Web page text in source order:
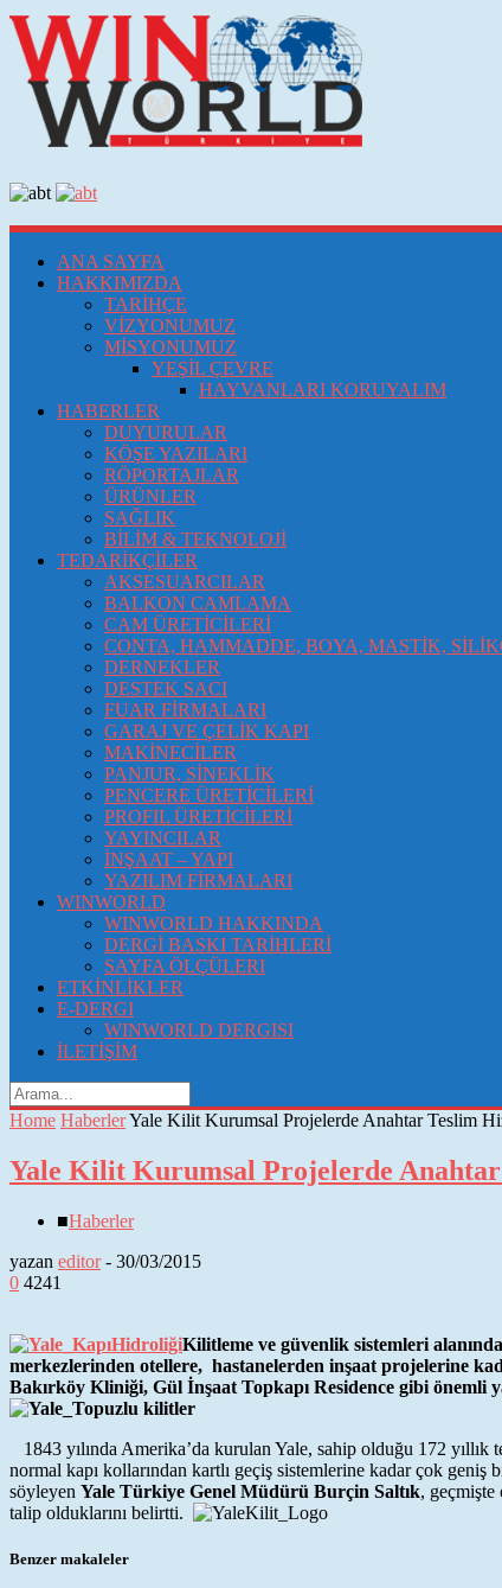
ANA SAYFA
HAKKIMIZDA
TARİHÇE
VİZYONUMUZ
MİSYONUMUZ
YEŞİL ÇEVRE
HAYVANLARI KORUYALIM
HABERLER
DUYURULAR
KÖŞE YAZILARI
RÖPORTAJLAR
ÜRÜNLER
SAĞLIK
BİLİM & TEKNOLOJİ
TEDARİKÇİLER
AKSESUARCILAR
BALKON CAMLAMA
CAM ÜRETİCİLERİ
CONTA, HAMMADDE, BOYA, MASTİK,
DERNEKLER
DESTEK SACI
FUAR FİRMALARI
GARAJ VE ÇELİK KAPI
MAKİNECİLER
PANJUR, SİNEKLİK
PENCERE ÜRETİCİLERİ
PROFIL ÜRETİCİLERİ
YAYINCILAR
İNŞAAT – YAPI
YAZILIM FİRMALARI
WINWORLD
WINWORLD HAKKINDA
DERGİ BASKI TARİHLERİ
SAYFA ÖLÇÜLERI
ETKİNLİKLER
E-DERGI
WINWORLD DERGISI
İLETİŞİM
Home HaberlerYale Kilit Kurumsal Projelerde Anahtar Teslim
Yale Kilit Kurumsal Projelerde
■Haberler
yazan editor- 30/03/2015
0 4241
Kilitleme ve güvenlik sistemleri
merkezlerinden otellere, hastanelerden inşaat projelerine
Bakırköy Kliniği, Gül İnşaat Topkapı Residence gibi önemli
1843 yılında Amerika’da kurulan Yale, sahip olduğu 172
normal kapı kollarından kartlı geçiş sistemlerine kadar çok
söyleyen Yale Türkiye Genel Müdürü Burçin Saltık,
talip olduklarını belirtti.
Benzer makaleler